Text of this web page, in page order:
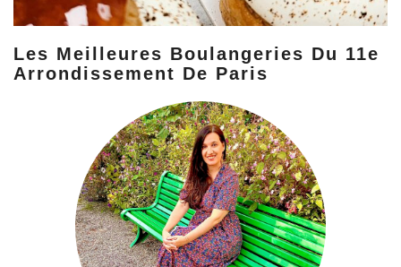
Les Meilleures Boulangeries Du 11e
Arrondissement De Paris